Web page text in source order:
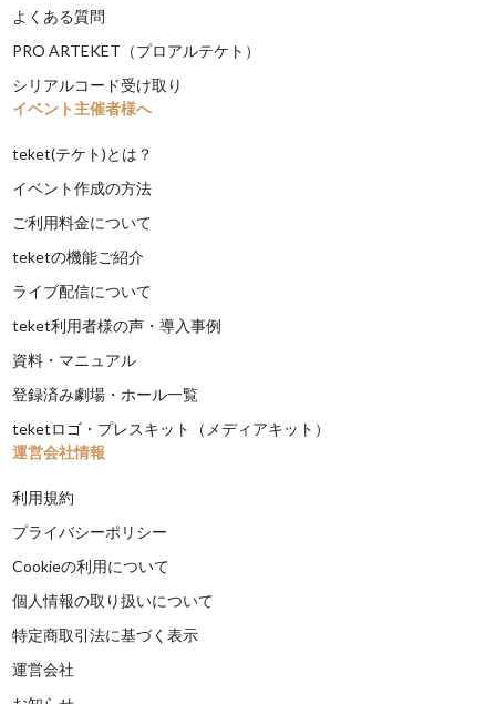
よくある質問
PRO ARTEKET（プロアルテケト）
シリアルコード受け取り
イベント主催者様へ
teket(テケト)とは？
イベント作成の方法
ご利用料金について
teketの機能ご紹介
ライブ配信について
teket利用者様の声・導入事例
資料・マニュアル
登録済み劇場・ホール一覧
teketロゴ・プレスキット（メディアキット）
運営会社情報
利用規約
プライバシーポリシー
Cookieの利用について
個人情報の取り扱いについて
特定商取引法に基づく表示
運営会社